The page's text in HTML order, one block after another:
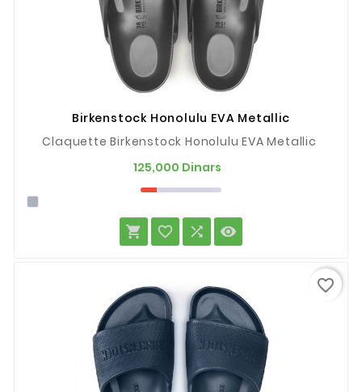
Birkenstock Honolulu EVA Metallic
Claquette Birkenstock Honolulu EVA Metallic
125,000 Dinars
   
favorite_border